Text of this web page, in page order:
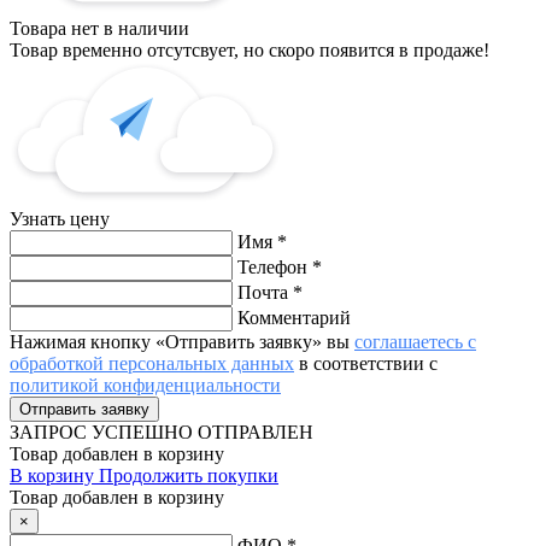
Товара нет в наличии
Товар временно отсутсвует, но скоро появится в продаже!
Узнать цену
Имя *
Телефон *
Почта *
Комментарий
Нажимая кнопку «Отправить заявку» вы соглашаетесь с
обработкой персональных данных в соответствии с
политикой конфиденциальности
ЗАПРОС УСПЕШНО ОТПРАВЛЕН
Товар добавлен в корзину
В корзину Продолжить покупки
Товар добавлен в корзину
×